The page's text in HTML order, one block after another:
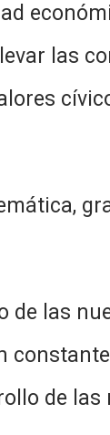
las
las
de las